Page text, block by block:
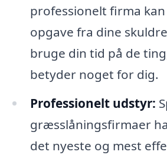
professionelt firma
opgave fra dine
bruge din tid på de
betyder noget for dig.
Professionelt udstyr:
græsslåningsfirmaer
det nyeste og mest